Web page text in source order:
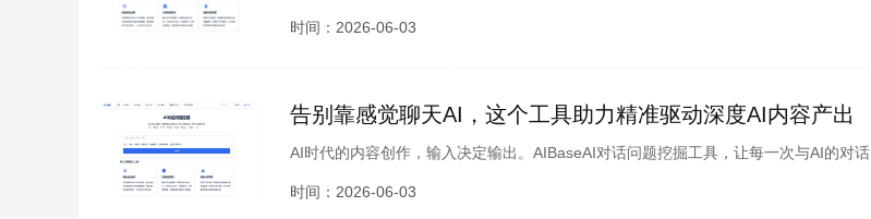
计划书，还是给猫咪起名字，谁还不会调戏几句ChatGPT或Cla
时间：2026-06-03
告别靠感觉聊天AI，这个工具助力精准驱动深度AI内容产出
AI时代的内容创作，输入决定输出。AIBaseAI对话问题挖掘工具，让每一次与AI的对话
都成为高价值内容的起点。你有没有遇到过这样的困境?打开
时间：2026-06-03